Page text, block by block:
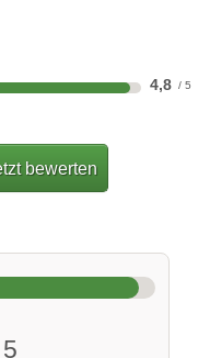
4,8
bewerten